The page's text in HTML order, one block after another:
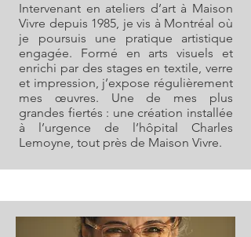
Intervenant en ateliers d’art à Maison
Vivre depuis 1985, je vis à Montréal où
je poursuis une pratique artistique
engagée. Formé en arts visuels et
enrichi par des stages en textile, verre
et impression, j’expose régulièrement
mes œuvres. Une de mes plus
grandes fiertés : une création installée
à l’urgence de l’hôpital Charles
Lemoyne, tout près de Maison Vivre.